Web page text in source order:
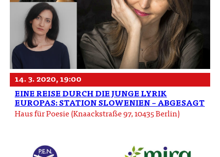
14. 3. 2020, 19:00
EINE REISE DURCH DIE JUNGE LYRIK
EUROPAS: STATION SLOWENIEN – ABGESAGT
Haus für Poesie (Knaackstraße 97, 10435 Berlin)